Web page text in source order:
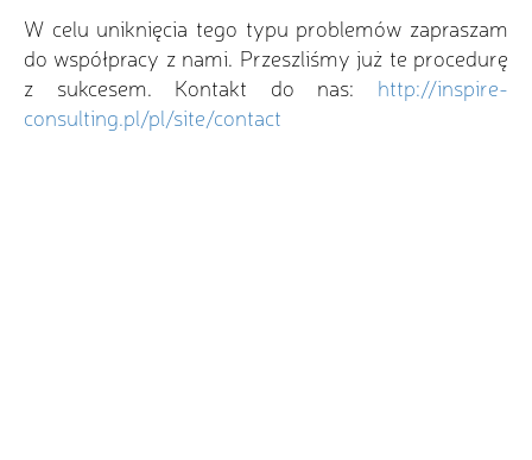
W celu uniknięcia tego typu problemów zapraszam
do współpracy z nami. Przeszliśmy już te procedurę
z sukcesem. Kontakt do nas: http://inspire-
consulting.pl/pl/site/contact